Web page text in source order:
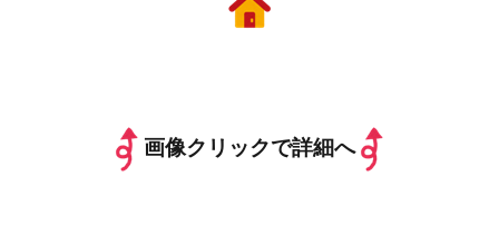
画像クリックで詳細へ